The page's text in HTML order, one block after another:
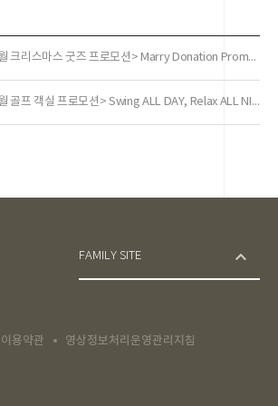
<12월 크리스마스 굿즈 프로모션> Marry Donation Promotion
<12월 골프 객실 프로모션> Swing ALL DAY, Relax ALL NIGHT
FAMILY SITE
이용약관
영상정보처리운영관리지침